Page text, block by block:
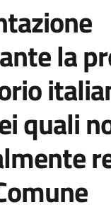
la
quali